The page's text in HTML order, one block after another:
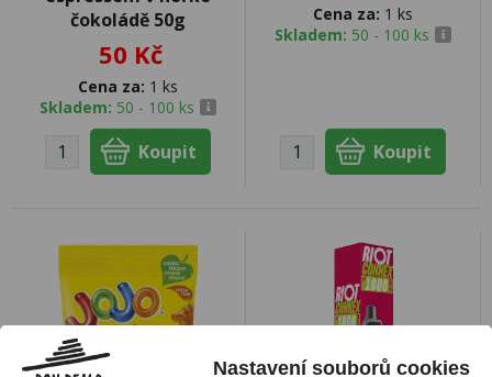
čokoládě 50g
50 Kč
Cena za: 1 ks
Skladem: 50 - 100 ks
Cena za: 1 ks
Skladem: 50 - 100 ks
Nastavení souborů cookies